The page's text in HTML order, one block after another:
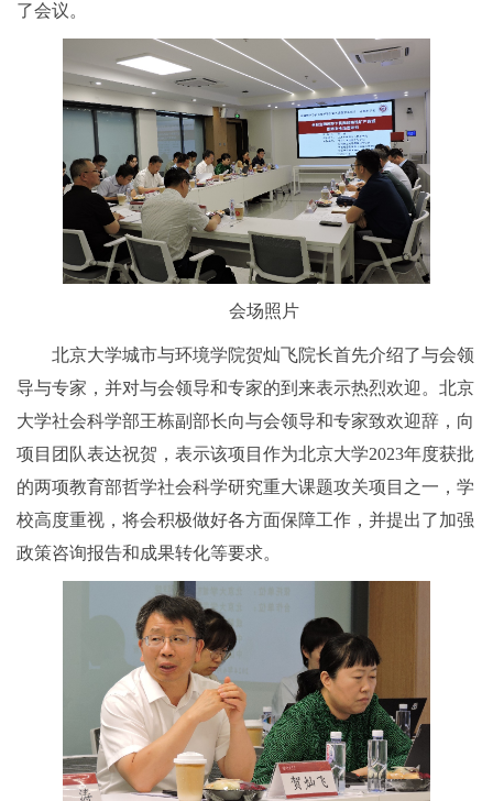
了会议。
会场照片
北京大学城市与环境学院贺灿飞院长首先介绍了与会领
导与专家，并对与会领导和专家的到来表示热烈欢迎。北京
大学社会科学部王栋副部长向与会领导和专家致欢迎辞，向
项目团队表达祝贺，表示该项目作为北京大学2023年度获批
的两项教育部哲学社会科学研究重大课题攻关项目之一，学
校高度重视，将会积极做好各方面保障工作，并提出了加强
政策咨询报告和成果转化等要求。